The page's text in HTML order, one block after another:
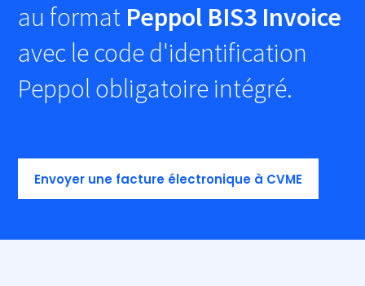
au format Peppol BIS3 Invoice
avec le code d'identification
Peppol obligatoire intégré.
Envoyer une facture électronique à CVME